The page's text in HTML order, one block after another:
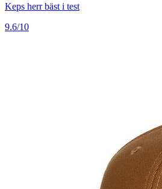
Keps herr bäst i test
9.6/10